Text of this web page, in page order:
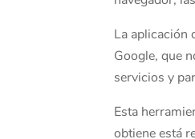
La aplicación
Google, que
servicios y
Esta
obtiene está